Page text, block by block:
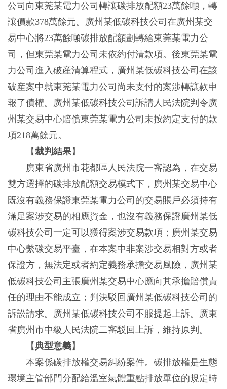
公司向東莞某電力公司轉讓碳排放配額23萬餘噸，轉
讓價款378萬餘元。廣州某低碳科技公司在廣州某交
易中心將23萬餘噸碳排放配額劃轉給東莞某電力公
司，但東莞某電力公司未依約付清款項。後東莞某電
力公司進入破産清算程式，廣州某低碳科技公司在該
破産案中就東莞某電力公司尚未支付的案涉轉讓款申
報了債權。廣州某低碳科技公司訴請人民法院判令廣
州某交易中心賠償東莞某電力公司未按約定支付的款
項218萬餘元。
【裁判結果】
廣東省廣州市花都區人民法院一審認為，在交易
雙方選擇的碳排放配額交易模式下，廣州某交易中心
既沒有義務保證東莞某電力公司的交易賬戶必須持有
滿足案涉交易的相應資金，也沒有義務保證廣州某低
碳科技公司一定可以獲得案涉交易款項；廣州某交易
中心繫碳交易平臺，在本案中非案涉交易相對方或者
保證方，無法定或者約定義務承擔交易風險，廣州某
低碳科技公司主張廣州某交易中心應向其承擔賠償責
任的理由不能成立；判決駁回廣州某低碳科技公司的
訴訟請求。廣州某低碳科技公司不服提起上訴。廣東
省廣州市中級人民法院二審駁回上訴，維持原判。
【典型意義】
本案係碳排放權交易糾紛案件。碳排放權是生態
環境主管部門分配給溫室氣體重點排放單位的規定時